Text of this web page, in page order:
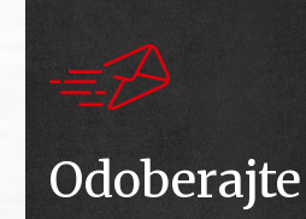
Odoberajte